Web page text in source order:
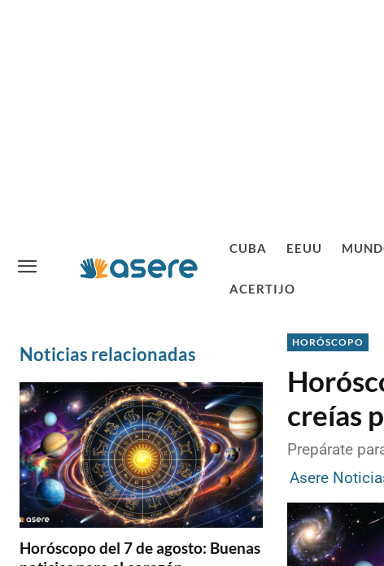
CUBA EEUU
ACERTIJO
Noticias relacionadas
Horóscopo del 7 de agosto: Buenas
HORÓSCOPO
creías
Prepárate
Asere